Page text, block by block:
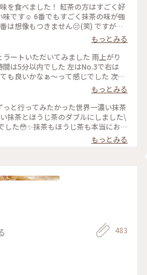
を食べました！ 紅茶の方はすごく好
味です☺️ 6番でもすごく抹茶の味が強
像もつきません😔(笑) ですが、
オススメです👌🏻浅草観光がてらお店
スイーツ #ジェラー
もっとみる
ートいただいてみました 雨上がり
は5分以内でした 左はNo.3で右は
も良いかなぁ〜って感じでした 次回
いなぁ〜
もっとみる
っと行ってみたかった世界一濃い抹茶
抹茶とほうじ茶のダブルにしました\
した😳✨抹茶もほうじ茶も本当にお茶
味しかったです😌💓土曜のお昼過ぎ
た💦でも行く価値ありです♪ #壽々喜
もっとみる
483